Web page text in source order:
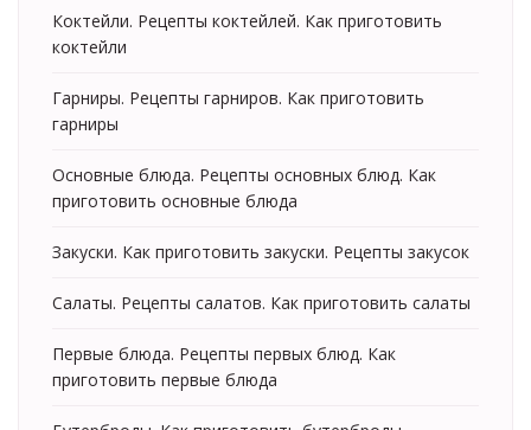
Коктейли. Рецепты коктейлей. Как приготовить
коктейли
Гарниры. Рецепты гарниров. Как приготовить
гарниры
Основные блюда. Рецепты основных блюд. Как
приготовить основные блюда
Закуски. Как приготовить закуски. Рецепты закусок
Салаты. Рецепты салатов. Как приготовить салаты
Первые блюда. Рецепты первых блюд. Как
приготовить первые блюда